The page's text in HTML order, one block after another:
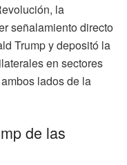
la
señalamiento directo
Trump y depositó la
en sectores
lados de la
de las